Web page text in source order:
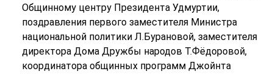
Общинному центру Президента Удмуртии,
поздравления первого заместителя Министра
национальной политики Л.Бурановой, заместителя
директора Дома Дружбы народов Т.Фёдоровой,
координатора общинных программ Джойнта